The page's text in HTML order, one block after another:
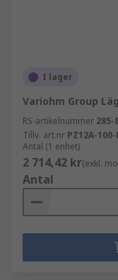
I lager
Variohm Group
RS-artikelnummer 285-
Tillv. art.nr PZ12A-100-
Antal (1 enhet)
2 714,42 kr(exkl.
Antal